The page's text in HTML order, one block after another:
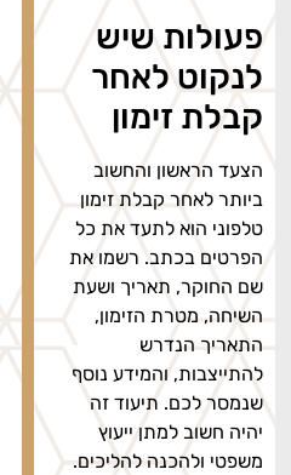
פעולות שיש
לנקוט לאחר
קבלת זימון
הצעד הראשון והחשוב
ביותר לאחר קבלת זימון
טלפוני הוא לתעד את כל
הפרטים בכתב. רשמו את
שם החוקר, תאריך ושעת
השיחה, מטרת הזימון,
התאריך הנדרש
להתייצבות, והמידע נוסף
שנמסר לכם. תיעוד זה
יהיה חשוב למתן ייעוץ
משפטי ולהכנה להליכים.